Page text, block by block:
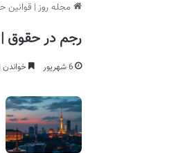
مجله روز | قوانین
رجم در حقوق
6 شهریور خواندن این